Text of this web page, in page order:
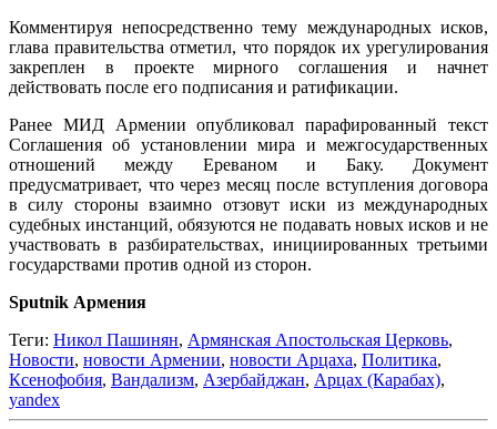
Комментируя непосредственно тему международных исков,
глава правительства отметил, что порядок их урегулирования
закреплен в проекте мирного соглашения и начнет
действовать после его подписания и ратификации.
Ранее МИД Армении опубликовал парафированный текст
Соглашения об установлении мира и межгосударственных
отношений между Ереваном и Баку. Документ
предусматривает, что через месяц после вступления договора
в силу стороны взаимно отзовут иски из международных
судебных инстанций, обязуются не подавать новых исков и не
участвовать в разбирательствах, инициированных третьими
государствами против одной из сторон.
Sputnik Армения
Теги: Никол Пашинян, Армянская Апостольская Церковь,
Новости, новости Армении, новости Арцаха, Политика,
Ксенофобия, Вандализм, Азербайджан, Арцах (Карабах),
yandex